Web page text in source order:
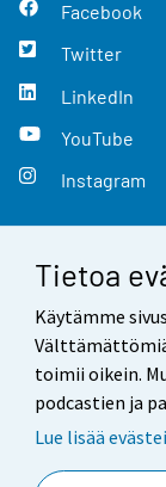
Tietoa
Käytämme
toimii oikein.
podcastien ja
Lue lisää
Facebook
Twitter
LinkedIn
YouTube
Instagram
Yhteystiedot
Palaute
Käyttöehdot
Saavutettavuus